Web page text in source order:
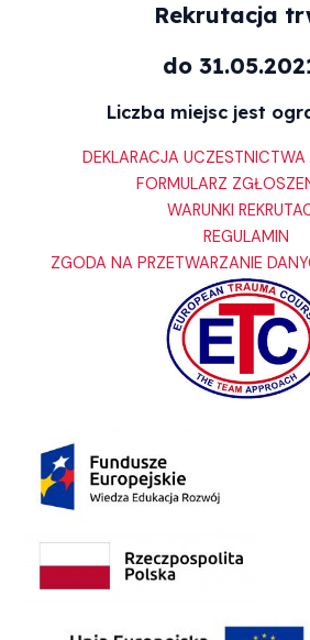
Rekrutacja
do
Liczba miejsc jest
DEKLARACJA UCZESTNICTWA
FORMULARZ
WARUNKI
REGULAMIN
ZGODA NA PRZETWARZANIE